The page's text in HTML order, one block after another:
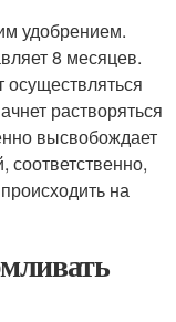
удобрением.
8 месяцев.
осуществляться
растворяться
высвобождает
на